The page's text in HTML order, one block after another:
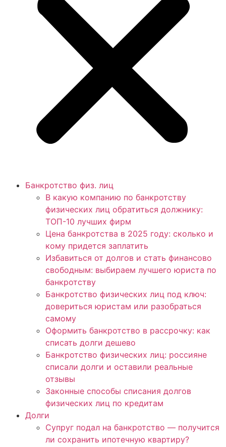
Банкротство физ. лиц
В какую компанию по банкротству
физических лиц обратиться должнику:
ТОП-10 лучших фирм
Цена банкротства в 2025 году: сколько и
кому придется заплатить
Избавиться от долгов и стать финансово
свободным: выбираем лучшего юриста по
банкротству
Банкротство физических лиц под ключ:
довериться юристам или разобраться
самому
Оформить банкротство в рассрочку: как
списать долги дешево
Банкротство физических лиц: россияне
списали долги и оставили реальные
отзывы
Законные способы списания долгов
физических лиц по кредитам
Долги
Супруг подал на банкротство — получится
ли сохранить ипотечную квартиру?